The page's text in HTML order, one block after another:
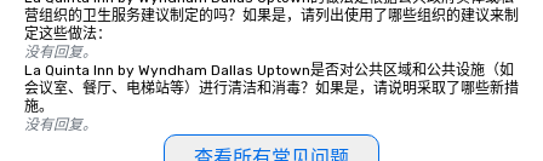
营组织的卫生服务建议制定的吗？如果是，请列出使用了哪些组织的建议来制
定这些做法：
没有回复。
La Quinta Inn by Wyndham Dallas Uptown是否对公共区域和公共设施（如
会议室、餐厅、电梯站等）进行清洁和消毒？如果是，请说明采取了哪些新措
施。
没有回复。